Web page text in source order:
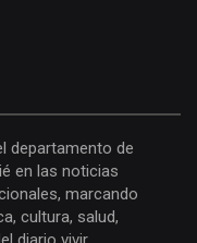
departamento de
en las noticias
marcando
cultura, salud,